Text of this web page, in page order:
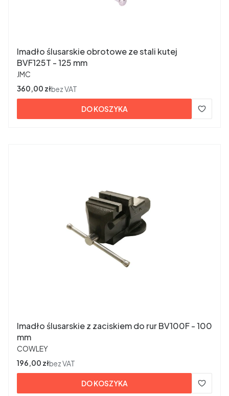
Imadło ślusarskie obrotowe ze stali kutej
BVF125T - 125 mm
PRODUCENT
JMC
Cena
360,00 złbez VAT
DO KOSZYKA
Imadło ślusarskie z zaciskiem do rur BV100F - 100
mm
PRODUCENT
COWLEY
Cena
196,00 złbez VAT
DO KOSZYKA